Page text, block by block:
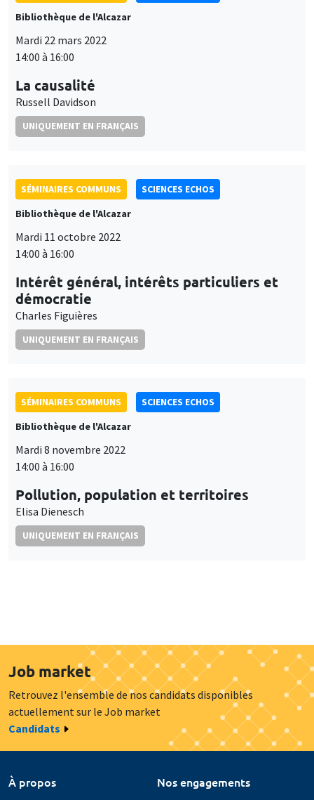
Bibliothèque de l'Alcazar
Mardi 22 mars 2022
14:00 à 16:00
La causalité
Russell Davidson
UNIQUEMENT EN FRANÇAIS
SÉMINAIRES COMMUNS
SCIENCES ECHOS
Bibliothèque de l'Alcazar
Mardi 11 octobre 2022
14:00 à 16:00
Intérêt général, intérêts particuliers et
démocratie
Charles Figuières
UNIQUEMENT EN FRANÇAIS
SÉMINAIRES COMMUNS
SCIENCES ECHOS
Bibliothèque de l'Alcazar
Mardi 8 novembre 2022
14:00 à 16:00
Pollution, population et territoires
Elisa Dienesch
UNIQUEMENT EN FRANÇAIS
Job market
Retrouvez l'ensemble de nos candidats disponibles
actuellement sur le Job market
Candidats
À propos
Nos engagements